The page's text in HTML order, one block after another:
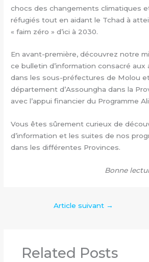
chocs des changements climatiques
réfugiés tout en aidant le Tchad à
« faim zéro » d’ici à 2030.
En avant-première, découvrez notre
ce bulletin d’information consacré aux
dans les sous-préfectures de Molou
département d’Assoungha dans la
avec l’appui financier du Programme
Vous êtes sûrement curieux de
d’information et les suites de nos
dans les différentes Provinces.
Bonne
Article suivant →
Related Posts